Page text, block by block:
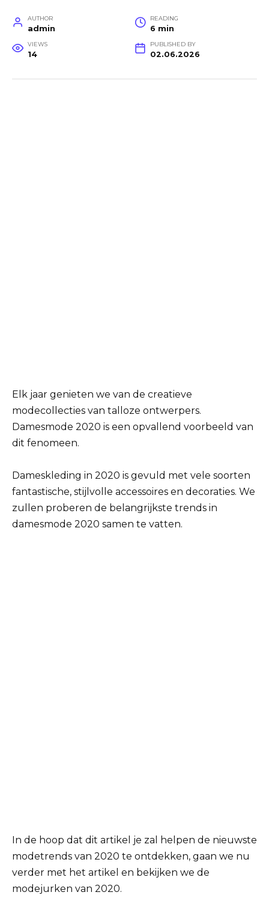
AUTHOR
admin
READING
6 min
VIEWS
14
PUBLISHED BY
02.06.2026
Elk jaar genieten we van de creatieve
modecollecties van talloze ontwerpers.
Damesmode 2020 is een opvallend voorbeeld van
dit fenomeen.
Dameskleding in 2020 is gevuld met vele soorten
fantastische, stijlvolle accessoires en decoraties. We
zullen proberen de belangrijkste trends in
damesmode 2020 samen te vatten.
In de hoop dat dit artikel je zal helpen de nieuwste
modetrends van 2020 te ontdekken, gaan we nu
verder met het artikel en bekijken we de
modejurken van 2020.